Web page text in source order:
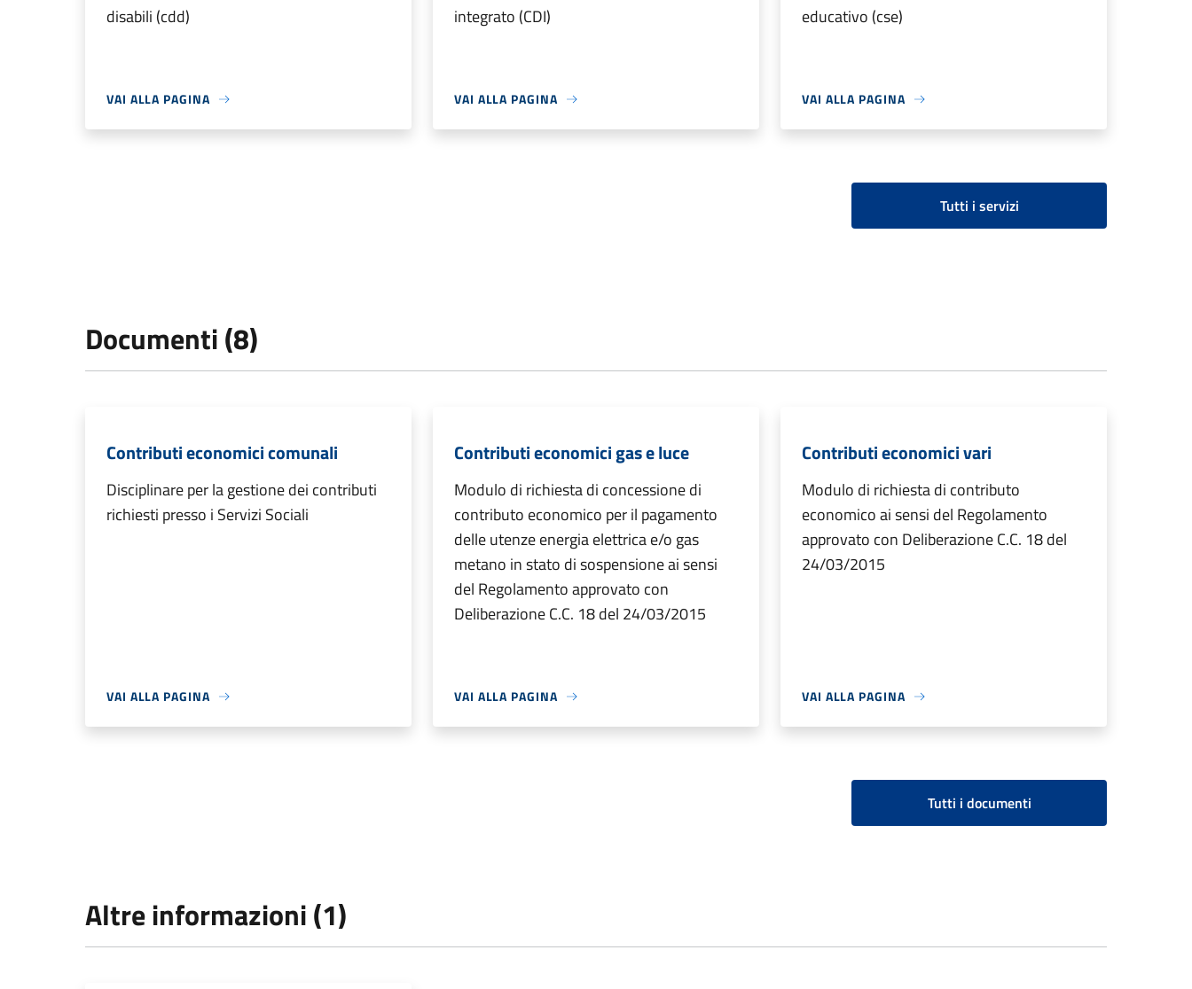
disabili (cdd)
VAI ALLA PAGINA
integrato (CDI)
VAI ALLA PAGINA
educativo (cse)
VAI ALLA PAGINA
Tutti i servizi
Documenti (8)
Contributi economici comunali
Disciplinare per la gestione dei contributi
richiesti presso i Servizi Sociali
VAI ALLA PAGINA
Contributi economici gas e luce
Modulo di richiesta di concessione di
contributo economico per il pagamento
delle utenze energia elettrica e/o gas
metano in stato di sospensione ai sensi
del Regolamento approvato con
Deliberazione C.C. 18 del 24/03/2015
VAI ALLA PAGINA
Contributi economici vari
Modulo di richiesta di contributo
economico ai sensi del Regolamento
approvato con Deliberazione C.C. 18 del
24/03/2015
VAI ALLA PAGINA
Tutti i documenti
Altre informazioni (1)